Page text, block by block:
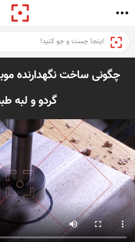
چگونی ساخت نگهدارنده
گردو و لبه